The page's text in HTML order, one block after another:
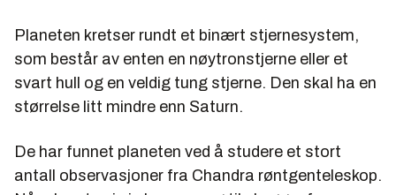
Planeten kretser rundt et binært stjernesystem,
som består av enten en nøytronstjerne eller et
svart hull og en veldig tung stjerne. Den skal ha en
størrelse litt mindre enn Saturn.
De har funnet planeten ved å studere et stort
antall observasjoner fra Chandra røntgenteleskop.